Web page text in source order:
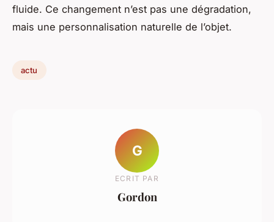
fluide. Ce changement n’est pas une dégradation,
mais une personnalisation naturelle de l’objet.
actu
G
ECRIT PAR
Gordon